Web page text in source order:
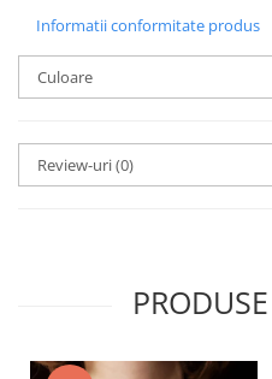
Informatii conformitate produs
Culoare
Review-uri(0)